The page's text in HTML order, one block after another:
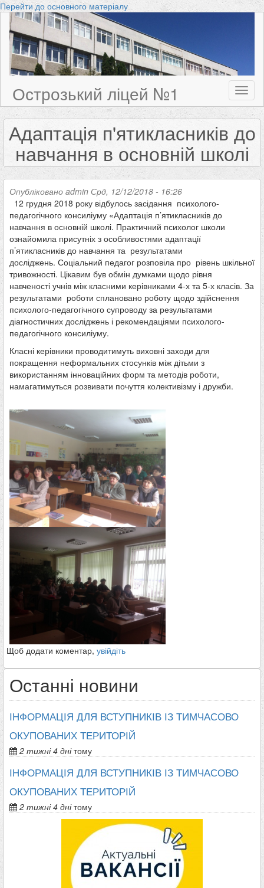
Перейти до основного матеріалу
Острозький ліцей №1
Адаптація п'ятикласників до
навчання в основній школі
Опубліковано admin Срд, 12/12/2018 - 16:26
12 грудня 2018 року відбулось засідання психолого-
педагогічного консиліуму «Адаптація п’ятикласників до
навчання в основній школі. Практичний психолог школи
ознайомила присутніх з особливостями адаптації
п’ятикласників до навчання та результатами
досліджень. Соціальний педагог розповіла про рівень шкільної
тривожності. Цікавим був обмін думками щодо рівня
навченості учнів між класними керівниками 4-х та 5-х класів. За
результатами роботи сплановано роботу щодо здійснення
психолого-педагогічного супроводу за результатами
діагностичних досліджень і рекомендаціями психолого-
педагогічного консиліуму.
Класні керівники проводитимуть виховні заходи для
покращення неформальних стосунків між дітьми з
використанням інноваційних форм та методів роботи,
намагатимуться розвивати почуття колективізму і дружби.
Щоб додати коментар, увійдіть
Останні новини
ІНФОРМАЦІЯ ДЛЯ ВСТУПНИКІВ ІЗ ТИМЧАСОВО
ОКУПОВАНИХ ТЕРИТОРІЙ
2 тижні 4 днітому
ІНФОРМАЦІЯ ДЛЯ ВСТУПНИКІВ ІЗ ТИМЧАСОВО
ОКУПОВАНИХ ТЕРИТОРІЙ
2 тижні 4 днітому